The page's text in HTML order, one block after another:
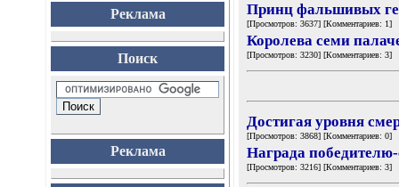
Реклама
Поиск
Реклама
Принц фальшивых
[Просмотров: 3637] [Комментариев: 1]
Королева семи
[Просмотров: 3230] [Комментариев: 3]
Достигая уровня
[Просмотров: 3868] [Комментариев: 0]
Награда
[Просмотров: 3216] [Комментариев: 3]